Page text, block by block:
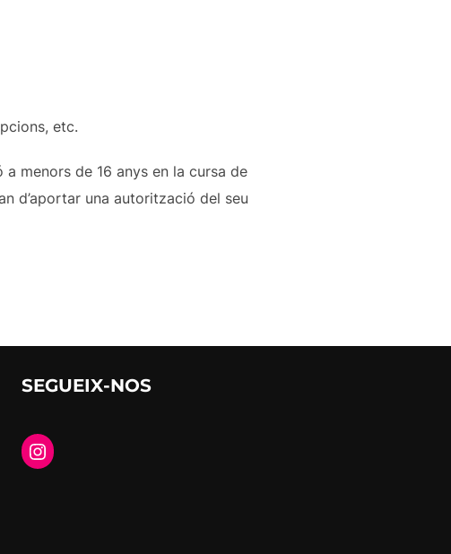
etc.
menors de 16 anys en la cursa de
d’aportar una autorització del seu
SEGUEIX-NOS
Instagram